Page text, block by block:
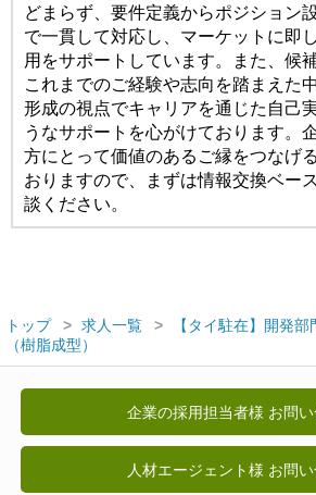
どまらず、要件定義からポジション
で一貫して対応し、マーケットに即
用をサポートしています。また、候
これまでのご経験や志向を踏まえた
形成の視点でキャリアを通じた自己
うなサポートを心がけております。
方にとって価値のあるご縁をつなげ
おりますので、まずは情報交換ベー
談ください。
トップ 求人一覧
【タイ駐在】開発
（樹脂成型）
企業の採用担当者様 お問
人材エージェント様 お問